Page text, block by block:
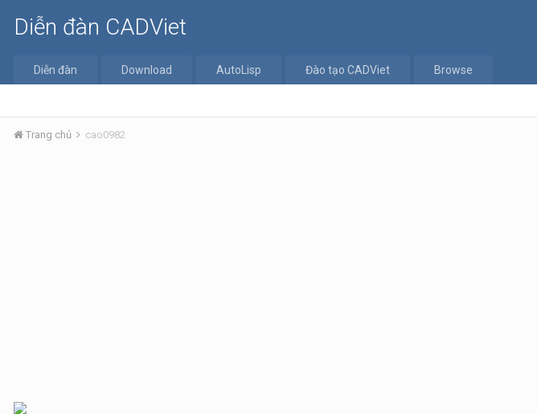
Diễn đàn CADViet
Diễn đàn Download AutoLisp Đào tạo CADViet Browse
Trang chủ cao0982